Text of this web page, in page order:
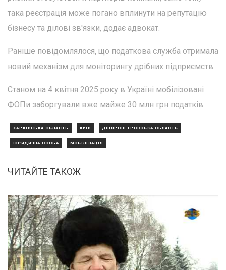
така реєстрація може погано вплинути на репутацію
бізнесу та ділові зв'язки, додає адвокат.
Раніше повідомлялося, що податкова служба отримала
новий механізм для моніторингу дрібних підприємств.
Станом на 4 квітня 2025 року в Україні мобілізовані
ФОПи заборгували вже майже 30 млн грн податків.
ХАРКІВСЬКА ОБЛАСТЬ КИЇВ ДНІПРОПЕТРОВСЬКА ОБЛАСТЬ
ЮРИДИЧНА ОСОБА МОБІЛІЗАЦІЯ
ЧИТАЙТЕ ТАКОЖ